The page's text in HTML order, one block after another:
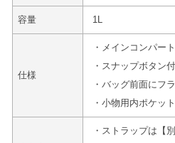
容量 1L
仕様
・メインコンパー
・スナップボタン
・バッグ前面にフ
・小物用内ポケッ
・ストラップは【